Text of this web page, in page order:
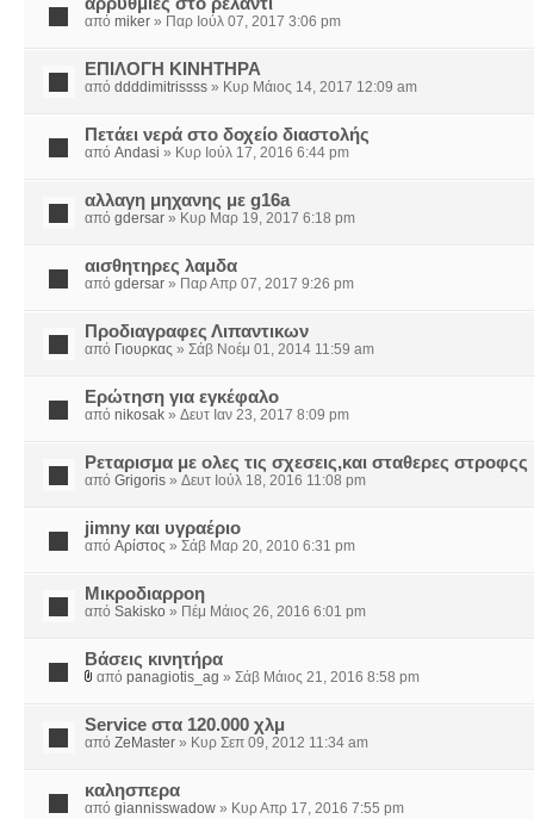
αρρυθμιες στο ρελαντι
από miker » Παρ Ιούλ 07, 2017 3:06 pm
ΕΠΙΛΟΓΗ ΚΙΝΗΤΗΡΑ
από ddddimitrissss » Κυρ Μάιος 14, 2017 12:09 am
Πετάει νερά στο δοχείο διαστολής
από Andasi » Κυρ Ιούλ 17, 2016 6:44 pm
αλλαγη μηχανης με g16a
από gdersar » Κυρ Μαρ 19, 2017 6:18 pm
αισθητηρες λαμδα
από gdersar » Παρ Απρ 07, 2017 9:26 pm
Προδιαγραφες Λιπαντικων
από Γιουρκας » Σάβ Νοέμ 01, 2014 11:59 am
Ερώτηση για εγκέφαλο
από nikosak » Δευτ Ιαν 23, 2017 8:09 pm
Ρεταρισμα με ολες τις σχεσεις,και σταθερες στροφςς
από Grigoris » Δευτ Ιούλ 18, 2016 11:08 pm
jimny και υγραέριο
από Αρίστος » Σάβ Μαρ 20, 2010 6:31 pm
Μικροδιαρροη
από Sakisko » Πέμ Μάιος 26, 2016 6:01 pm
Βάσεις κινητήρα
από panagiotis_ag » Σάβ Μάιος 21, 2016 8:58 pm
Service στα 120.000 χλμ
από ZeMaster » Κυρ Σεπ 09, 2012 11:34 am
καλησπερα
από giannisswadow » Κυρ Απρ 17, 2016 7:55 pm